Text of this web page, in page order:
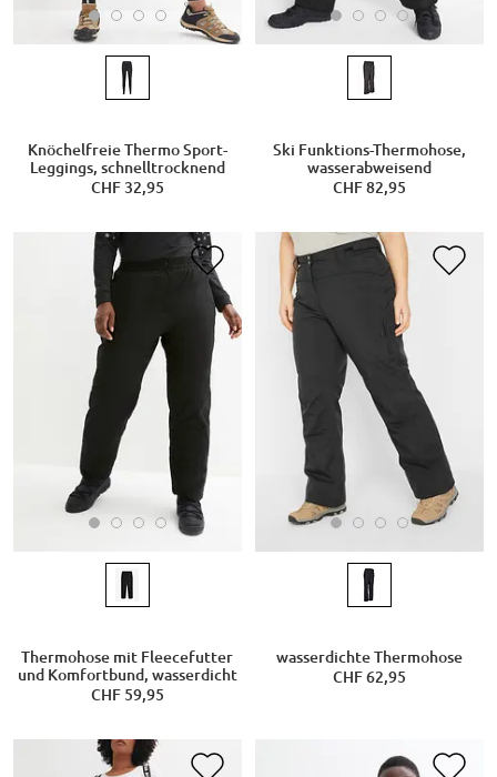
Knöchelfreie Thermo Sport-
Leggings, schnelltrocknend
CHF 32,95
Ski Funktions-Thermohose,
wasserabweisend
CHF 82,95
Thermohose mit Fleecefutter
und Komfortbund, wasserdicht
CHF 59,95
wasserdichte Thermohose
CHF 62,95